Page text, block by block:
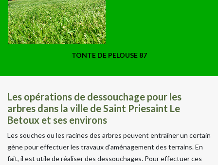
TONTE DE PELOUSE 87
Les opérations de dessouchage pour les
arbres dans la ville de Saint Priesaint Le
Betoux et ses environs
Les souches ou les racines des arbres peuvent entraîner un certain
gène pour effectuer les travaux d'aménagement des terrains. En
fait, il est utile de réaliser des dessouchages. Pour effectuer ces